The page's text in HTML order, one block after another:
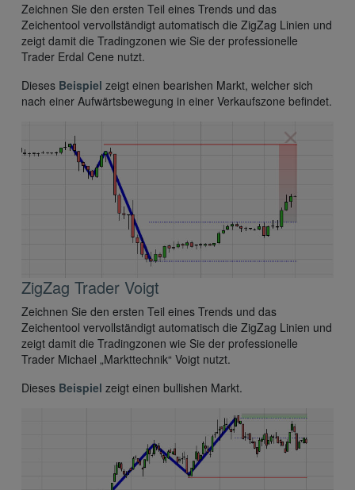
Zeichnen Sie den ersten Teil eines Trends und das
Zeichentool vervollständigt automatisch die ZigZag Linien und
zeigt damit die Tradingzonen wie Sie der professionelle
Trader Erdal Cene nutzt.
Dieses Beispiel zeigt einen bearishen Markt, welcher sich
nach einer Aufwärtsbewegung in einer Verkaufszone befindet.
ZigZag Trader Voigt
Zeichnen Sie den ersten Teil eines Trends und das
Zeichentool vervollständigt automatisch die ZigZag Linien und
zeigt damit die Tradingzonen wie Sie der professionelle
Trader Michael „Markttechnik“ Voigt nutzt.
Dieses Beispiel zeigt einen bullishen Markt.